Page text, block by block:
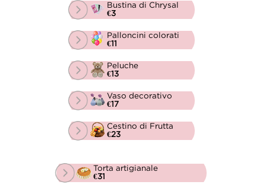
Bustina di Chrysal
€3
Palloncini colorati
€11
Peluche
€13
Vaso decorativo
€17
Cestino di Frutta
€23
Torta artigianale
€31